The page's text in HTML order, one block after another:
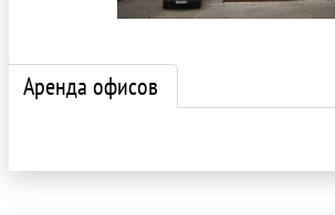
Аренда офисов